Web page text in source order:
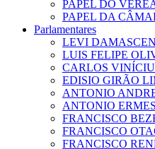
PAPEL DO
PAPEL DA
Parlamentares
LEVI
LUIS FELIPE
CARLOS
EDISIO GIRÃO
ANTONIO
ANTONIO
FRANCISCO
FRANCISCO
FRANCISCO